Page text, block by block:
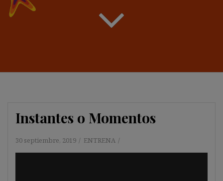
Instantes o Momentos
30 septiembre, 2019 ENTRENA